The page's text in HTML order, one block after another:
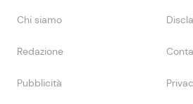
Chi siamo
Redazione
Pubblicità